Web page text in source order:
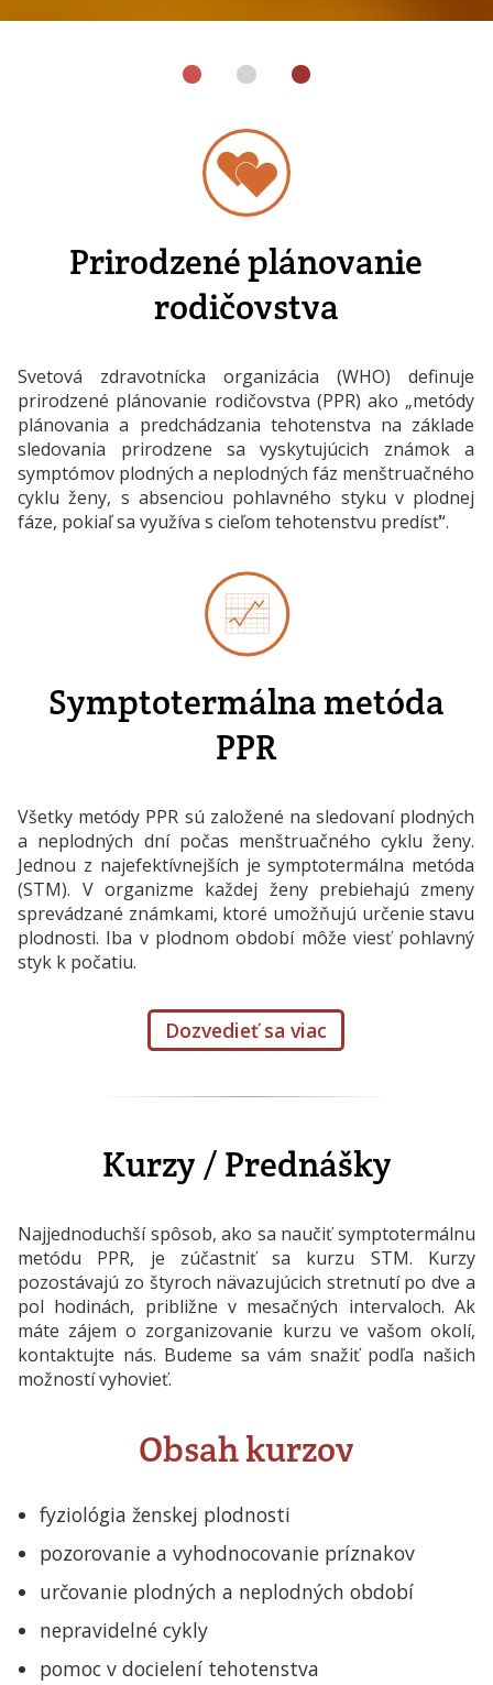
Prirodzené plánovanie
rodičovstva
Svetová zdravotnícka organizácia (WHO) definuje
prirodzené plánovanie rodičovstva (PPR) ako „metódy
plánovania a predchádzania tehotenstva na základe
sledovania prirodzene sa vyskytujúcich známok a
symptómov plodných a neplodných fáz menštruačného
cyklu ženy, s absenciou pohlavného styku v plodnej
fáze, pokiaľ sa využíva s cieľom tehotenstvu predísť“.
Symptotermálna metóda
PPR
Všetky metódy PPR sú založené na sledovaní plodných
a neplodných dní počas menštruačného cyklu ženy.
Jednou z najefektívnejších je symptotermálna metóda
(STM). V organizme každej ženy prebiehajú zmeny
sprevádzané známkami, ktoré umožňujú určenie stavu
plodnosti. Iba v plodnom období môže viesť pohlavný
styk k počatiu.
Dozvedieť sa viac
Kurzy / Prednášky
Najjednoduchší spôsob, ako sa naučiť symptotermálnu
metódu PPR, je zúčastniť sa kurzu STM. Kurzy
pozostávajú zo štyroch nävazujúcich stretnutí po dve a
pol hodinách, približne v mesačných intervaloch. Ak
máte zájem o zorganizovanie kurzu ve vašom okolí,
kontaktujte nás. Budeme sa vám snažiť podľa našich
možností vyhovieť.
Obsah kurzov
fyziológia ženskej plodnosti
pozorovanie a vyhodnocovanie príznakov
určovanie plodných a neplodných období
nepravidelné cykly
pomoc v docielení tehotenstva